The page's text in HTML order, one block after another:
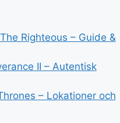
Righteous – Guide &
II – Autentisk
– Lokationer och